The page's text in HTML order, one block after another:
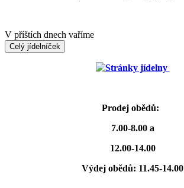
V příštích dnech vaříme
Celý jídelníček
Stránky jídelny
Prodej obědů:
7.00-8.00 a
12.00-14.00
Výdej obědů: 11.45-14.00